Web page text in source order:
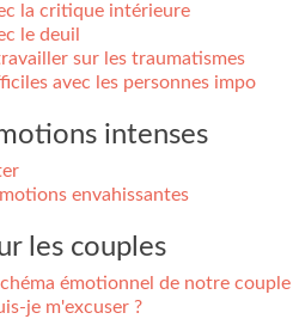
la critique intérieure
le deuil
sur les traumatismes
avec les personnes impo
intenses
envahissantes
les couples
émotionnel de notre couple
je m'excuser ?